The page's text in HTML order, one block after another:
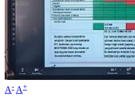
A- A+